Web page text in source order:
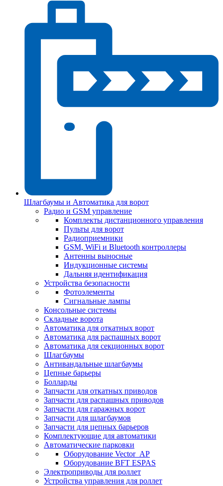
Шлагбаумы и Автоматика для ворот
Радио и GSM управление
Комплекты дистанционного управления
Пульты для ворот
Радиоприемники
GSM, WiFi и Bluetooth контроллеры
Антенны выносные
Индукционные системы
Дальняя идентификация
Устройства безопасности
Фотоэлементы
Сигнальные лампы
Консольные системы
Складные ворота
Автоматика для откатных ворот
Автоматика для распашных ворот
Автоматика для секционных ворот
Шлагбаумы
Антивандальные шлагбаумы
Цепные барьеры
Болларды
Запчасти для откатных приводов
Запчасти для распашных приводов
Запчасти для гаражных ворот
Запчасти для шлагбаумов
Запчасти для цепных барьеров
Комплектующие для автоматики
Автоматические парковки
Оборудование Vector_AP
Оборудование BFT ESPAS
Электроприводы для роллет
Устройства управления для роллет